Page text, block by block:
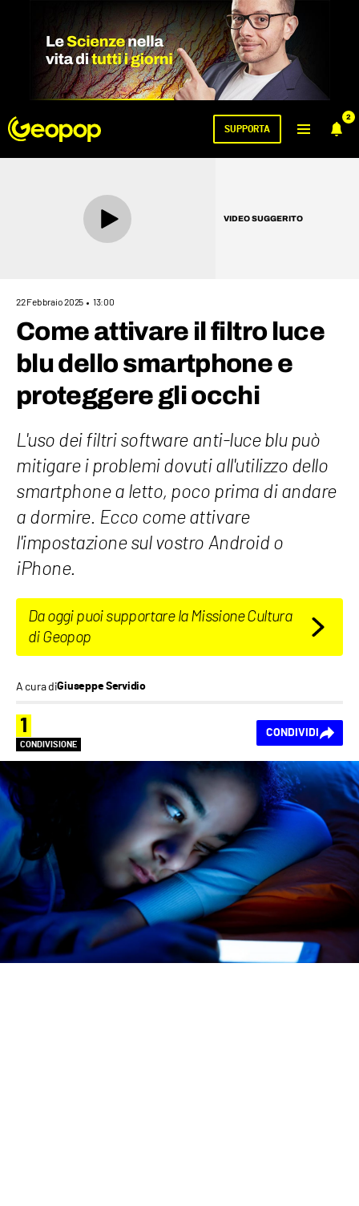
2
SUPPORTA
VIDEO SUGGERITO
22 Febbraio 2025 13:00
Come attivare il filtro luce
blu dello smartphone e
proteggere gli occhi
L'uso dei filtri software anti-luce blu può
mitigare i problemi dovuti all'utilizzo dello
smartphone a letto, poco prima di andare
a dormire. Ecco come attivare
l'impostazione sul vostro Android o
iPhone.
Da oggi puoi supportare la Missione Cultura
di Geopop
A cura diGiuseppe Servidio
1
CONDIVISIONE
CONDIVIDI